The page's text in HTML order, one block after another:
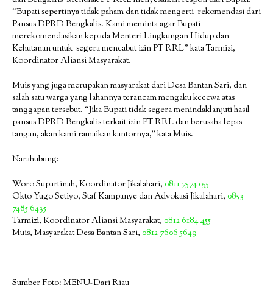
“Bupati sepertinya tidak paham dan tidak mengerti rekomendasi dari
Pansus DPRD Bengkalis. Kami meminta agar Bupati
merekomendasikan kepada Menteri Lingkungan Hidup dan
Kehutanan untuk segera mencabut izin PT RRL” kata Tarmizi,
Koordinator Aliansi Masyarakat.
Muis yang juga merupakan masyarakat dari Desa Bantan Sari, dan
salah satu warga yang lahannya terancam mengaku kecewa atas
tanggapan tersebut. “Jika Bupati tidak segera menindaklanjuti hasil
pansus DPRD Bengkalis terkait izin PT RRL dan berusaha lepas
tangan, akan kami ramaikan kantornya,” kata Muis.
Narahubung:
Woro Supartinah, Koordinator Jikalahari, 0811 7574 055
Okto Yugo Setiyo, Staf Kampanye dan Advokasi Jikalahari, 0853
7485 6435
Tarmizi, Koordinator Aliansi Masyarakat, 0812 6184 455
Muis, Masyarakat Desa Bantan Sari, 0812 7606 5649
Sumber Foto: MENU-Dari Riau